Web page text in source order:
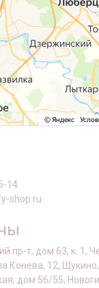
14
shop.ru
пр-т, дом 63, к. 1,
Конева, 12,
дом 56/55,